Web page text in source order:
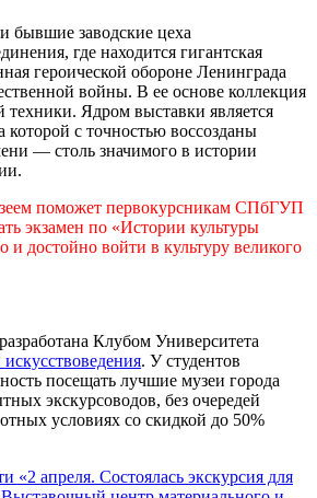
бывшие заводские цеха
где находится гигантская
героической обороне Ленинграда
войны. В ее основе коллекция
техники. Ядром выставки является
которой с точностью воссозданы
— столь значимого в истории
поможет первокурсникам СПбГУП
экзамен по «Истории культуры
и достойно войти в культуру великого
Клубом Университета
. У студентов
посещать лучшие музеи города
экскурсоводов, без очередей
условиях со скидкой до 50%